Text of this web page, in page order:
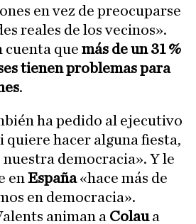
en vez de preocuparse
reales de los vecinos».
cuenta que más de un 31 %
tienen problemas para
.
ha pedido al ejecutivo
quiere hacer alguna fiesta,
nuestra democracia». Y le
en España«hace más de
en democracia».
animan a Colaua